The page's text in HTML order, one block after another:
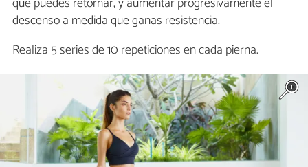
descenso a medida que ganas resistencia.
Realiza 5 series de 10 repeticiones en cada pierna.